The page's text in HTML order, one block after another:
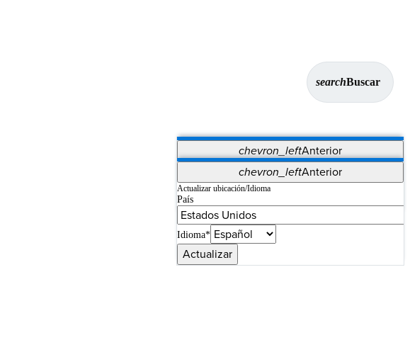
searchBuscar
chevron_leftAnterior
Vet Systems OrthoPedia Patient
Supplier Portal
Synergy Imaging & Resection
chevron_leftAnterior
Actualizar ubicación/Idioma
País
Idioma*
Actualizar